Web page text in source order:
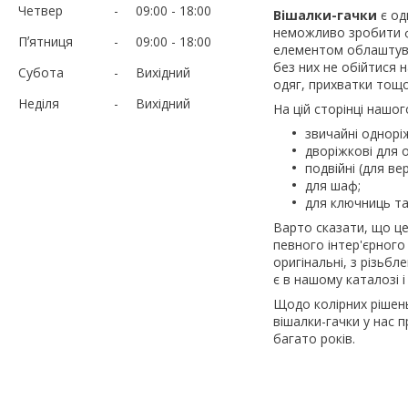
Четвер
09:00
18:00
Пʼятниця
09:00
18:00
Субота
Вихідний
Неділя
Вихідний
Вішалки-гачки є
неможливо зробити
елементом
без них не обійтися
одяг, прихватки
На цій сторінці
звичайні
дворіжкові для
подвійні (для
для шаф;
для ключниць
Варто сказати, що
певного
оригінальні, з
є в нашому каталозі
Щодо колірних
вішалки-гачки у нас
багато років.